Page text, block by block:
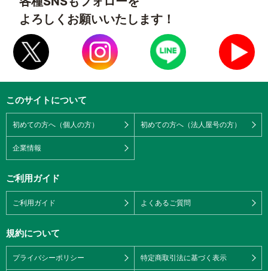
よろしくお願いいたします！
このサイトについて
初めての方へ（個人の方） 初めての方へ（法人屋号の方）
企業情報
ご利用ガイド
ご利用ガイド よくあるご質問
規約について
プライバシーポリシー 特定商取引法に基づく表示